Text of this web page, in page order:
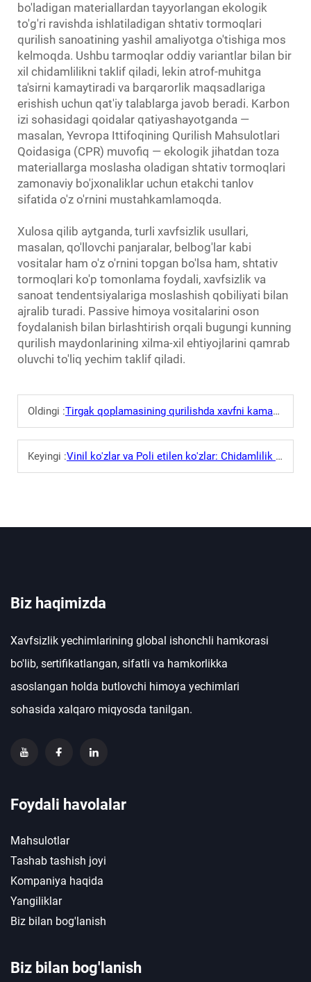
bo'ladigan materiallardan tayyorlangan ekologik
to'g'ri ravishda ishlatiladigan shtativ tormoqlari
qurilish sanoatining yashil amaliyotga o'tishiga mos
kelmoqda. Ushbu tarmoqlar oddiy variantlar bilan bir
xil chidamlilikni taklif qiladi, lekin atrof-muhitga
ta'sirni kamaytiradi va barqarorlik maqsadlariga
erishish uchun qat'iy talablarga javob beradi. Karbon
izi sohasidagi qoidalar qatiyashayotganda —
masalan, Yevropa Ittifoqining Qurilish Mahsulotlari
Qoidasiga (CPR) muvofiq — ekologik jihatdan toza
materiallarga moslasha oladigan shtativ tormoqlari
zamonaviy bo'jxonaliklar uchun etakchi tanlov
sifatida o'z o'rnini mustahkamlamoqda.
Xulosa qilib aytganda, turli xavfsizlik usullari,
masalan, qo'llovchi panjaralar, belbog'lar kabi
vositalar ham o'z o'rnini topgan bo'lsa ham, shtativ
tormoqlari ko'p tomonlama foydali, xavfsizlik va
sanoat tendentsiyalariga moslashish qobiliyati bilan
ajralib turadi. Passive himoya vositalarini oson
foydalanish bilan birlashtirish orqali bugungi kunning
qurilish maydonlarining xilma-xil ehtiyojlarini qamrab
oluvchi to'liq yechim taklif qiladi.
Oldingi :Tirgak qoplamasining qurilishda xavfni kamaytirishdagi roli
Keyingi :Vinil ko'zlar va Poli etilen ko'zlar: Chidamlilik taqqoslash
Biz haqimizda
Xavfsizlik yechimlarining global ishonchli hamkorasi
bo'lib, sertifikatlangan, sifatli va hamkorlikka
asoslangan holda butlovchi himoya yechimlari
sohasida xalqaro miqyosda tanilgan.
Foydali havolalar
Mahsulotlar
Tashab tashish joyi
Kompaniya haqida
Yangiliklar
Biz bilan bog'lanish
Biz bilan bog'lanish